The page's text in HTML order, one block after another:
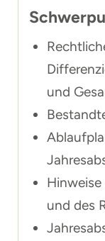
und
und des